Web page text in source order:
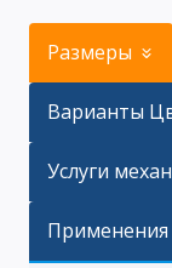
Размеры
Варианты
Услуги
Применения